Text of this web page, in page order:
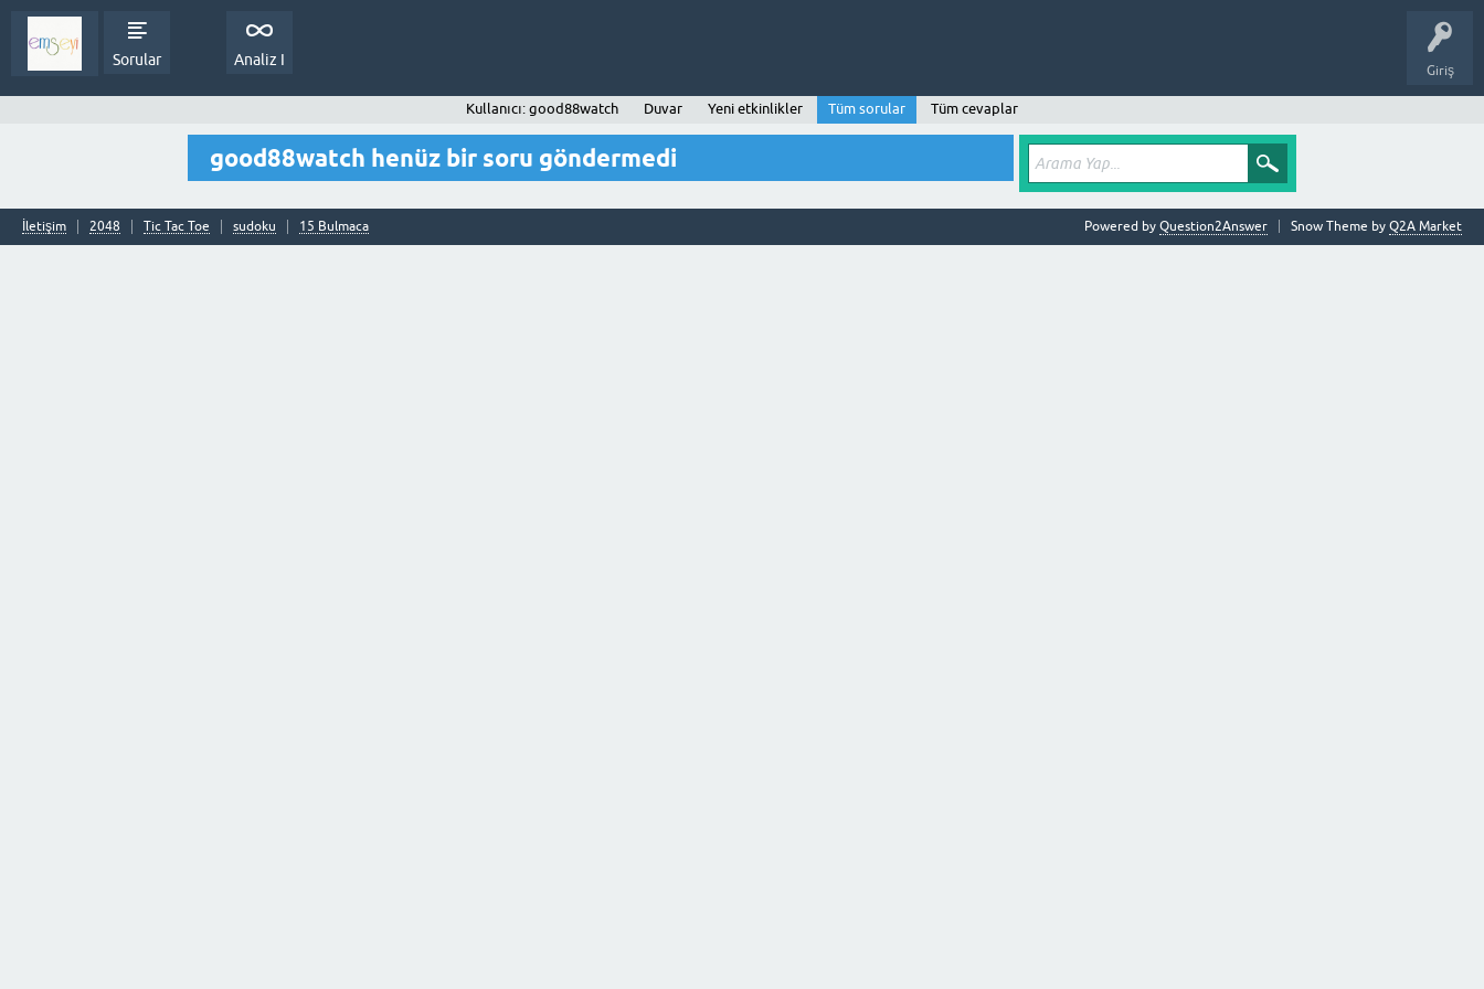
Giriş
Sorular Analiz I
Kullanıcı: good88watch Duvar Yeni etkinlikler Tüm sorular Tüm cevaplar
good88watch henüz bir soru göndermedi
İletişim 2048 Tic Tac Toe sudoku 15 Bulmaca Snow Theme by Q2A Market
Powered by Question2Answer